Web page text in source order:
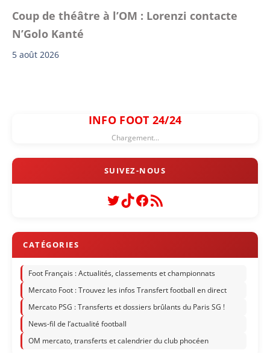
Coup de théâtre à l’OM : Lorenzi contacte
N’Golo Kanté
5 août 2026
INFO FOOT 24/24
Chargement...
Twitter
TikTok
Facebook
Flux RSS
Foot Français : Actualités, classements et championnats
Mercato Foot : Trouvez les infos Transfert football en direct
Mercato PSG : Transferts et dossiers brûlants du Paris SG !
News-fil de l’actualité football
OM mercato, transferts et calendrier du club phocéen